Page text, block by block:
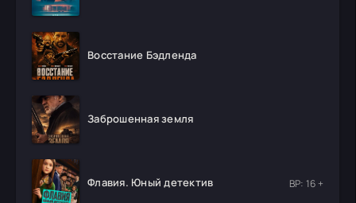
Восстание Бэдленда
Заброшенная земля
Флавия. Юный детектив ВР: 16 +